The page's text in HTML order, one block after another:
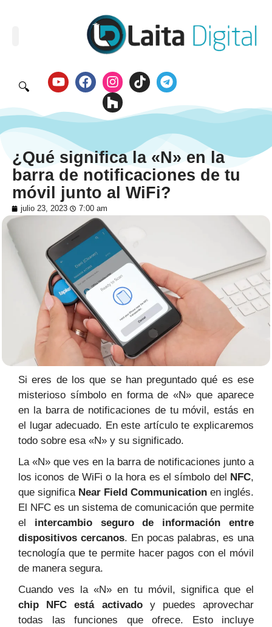
🔍
¿Qué significa la «N» en la
barra de notificaciones de tu
móvil junto al WiFi?
julio 23, 2023 7:00 am
Si eres de los que se han preguntado qué es ese
misterioso símbolo en forma de «N» que aparece
en la barra de notificaciones de tu móvil, estás en
el lugar adecuado. En este artículo te explicaremos
todo sobre esa «N» y su significado.
La «N» que ves en la barra de notificaciones junto a
los iconos de WiFi o la hora es el símbolo del
NFC,
que significa Near Field Communication en inglés.
El NFC es un sistema de comunicación que permite
el intercambio seguro de información entre
dispositivos cercanos. En pocas palabras, es una
tecnología que te permite hacer pagos con el móvil
de manera segura.
Cuando ves la «N» en tu móvil, significa que el
chip NFC
está activadoy puedes aprovechar
todas las funciones que ofrece. Esto incluye